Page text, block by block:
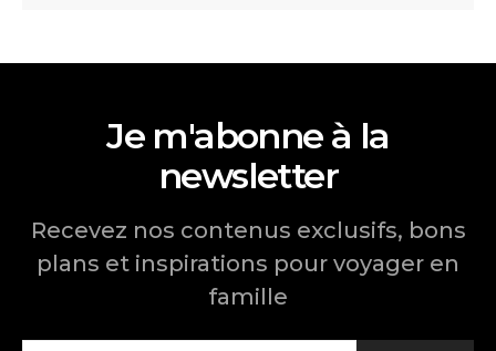
Je m'abonne à la
newsletter
Recevez nos contenus exclusifs, bons
plans et inspirations pour voyager en
famille